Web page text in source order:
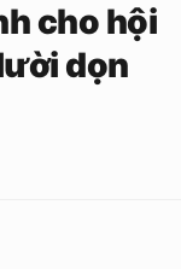
cho hội
dọn